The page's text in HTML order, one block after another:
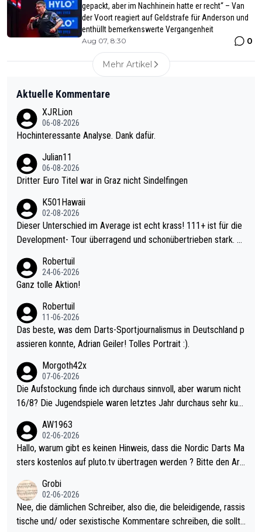
gepackt, aber im Nachhinein hatte er recht“ – Van
der Voort reagiert auf Geldstrafe für Anderson und
enthüllt bemerkenswerte Vergangenheit
Aug 07, 8:30 0
Mehr Artikel
Aktuelle Kommentare
XJRLion
06-08-2026
Hochinteressante Analyse. Dank dafür.
Julian11
06-08-2026
Dritter Euro Titel war in Graz nicht Sindelfingen
K501Hawaii
02-08-2026
Dieser Unterschied im Average ist echt krass! 111+ ist für die
Development- Tour überragend und schonübertrieben stark. U
mal 40+ erst recht. Da gewinnst keinen Blumentopf - ist ja noc
h krasser wie ein Pokalspiel eines Kreisligisten vs einem Bund
Robertuil
24-06-2026
Ganz tolle Aktion!
Robertuil
11-06-2026
Das beste, was dem Darts-Sportjournalismus in Deutschland p
assieren konnte, Adrian Geiler! Tolles Portrait :).
Morgoth42x
07-06-2026
Die Aufstockung finde ich durchaus sinnvoll, aber warum nicht
16/8? Die Jugendspiele waren letztes Jahr durchaus sehr kurz
Allerdings ist Mitchell Lawrie als Nummer 1 der Welt eh qualifi
ziert. Somit ändert die automatische Qualifikation des Weltmei
sters erstmal nichts. Ich denke sie wollen damit für nächstes J
ohl wenig WDF Turniere spielen. Dies war bei Archie Self letzt
es Jahr der Fall. Er musste als amtierender Weltmeister durch
den Qualifier und ich glaube kaum, dass Mitchel sich das (in Ve
AW1963
02-06-2026
Hallo, warum gibt es keinen Hinweis, dass die Nordic Darts Ma
sters kostenlos auf pluto.tv übertragen werden ? Bitte den Arti
Grobi
02-06-2026
Nee, die dämlichen Schreiber, also die, die beleidigende, rassis
tische und/ oder sexistische Kommentare schreiben, die sollte